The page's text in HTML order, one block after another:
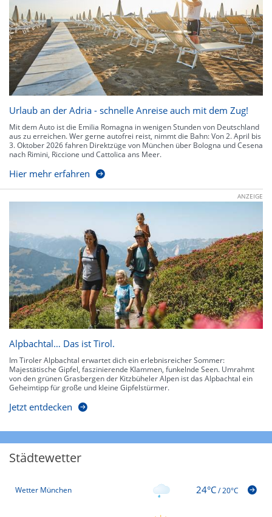
Urlaub an der Adria - schnelle Anreise auch mit dem Zug!
Mit dem Auto ist die Emilia Romagna in wenigen Stunden von Deutschland
aus zu erreichen. Wer gerne autofrei reist, nimmt die Bahn: Von 2. April bis
3. Oktober 2026 fahren Direktzüge von München über Bologna und Cesena
nach Rimini, Riccione und Cattolica ans Meer.
Hier mehr erfahren
ANZEIGE
Alpbachtal… Das ist Tirol.
Im Tiroler Alpbachtal erwartet dich ein erlebnisreicher Sommer:
Majestätische Gipfel, faszinierende Klammen, funkelnde Seen. Umrahmt
von den grünen Grasbergen der Kitzbüheler Alpen ist das Alpbachtal ein
Geheimtipp für große und kleine Gipfelstürmer.
Jetzt entdecken
Städtewetter
Wetter München 24°C/20°C